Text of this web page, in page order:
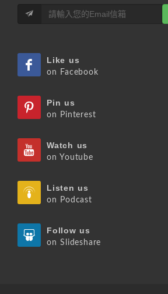
Like us
on Facebook
Pin us
on Pinterest
Watch us
on Youtube
Listen us
on Podcast
Follow us
on Slideshare